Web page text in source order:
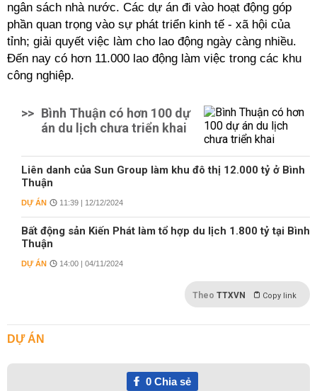
ngân sách nhà nước. Các dự án đi vào hoạt động góp
phần quan trọng vào sự phát triển kinh tế - xã hội của
tỉnh; giải quyết việc làm cho lao động ngày càng nhiều.
Đến nay có hơn 11.000 lao động làm việc trong các khu
công nghiệp.
>> Bình Thuận có hơn 100 dự
án du lịch chưa triển khai
Liên danh của Sun Group làm khu đô thị 12.000 tỷ ở Bình
Thuận
DỰ ÁN 11:39 | 12/12/2024
Bất động sản Kiến Phát làm tổ hợp du lịch 1.800 tỷ tại Bình
Thuận
DỰ ÁN 14:00 | 04/11/2024
Theo TTXVN Copy link
DỰ ÁN
0Chia sẻ